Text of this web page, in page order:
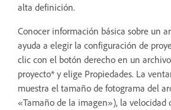
alta definición.
Conocer información básica sobre un
ayuda a elegir la configuración de
clic con el botón derecho en un
proyecto* y elige Propiedades. La
muestra el tamaño de fotograma del
«Tamaño de la imagen»), la velocidad